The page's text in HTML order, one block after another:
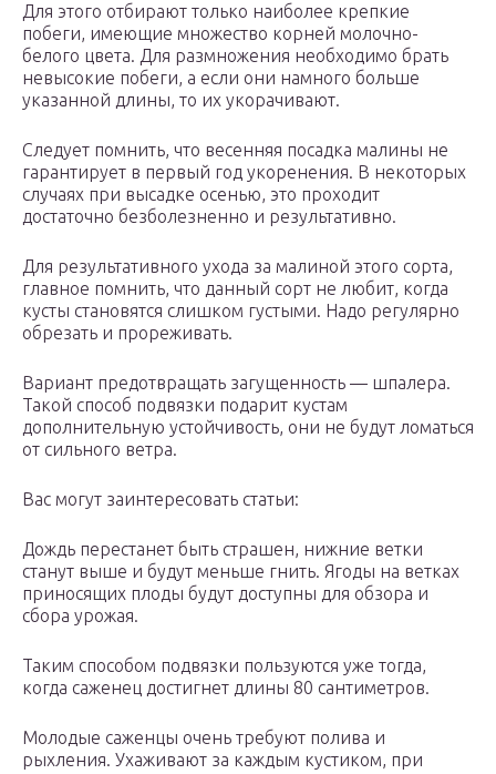
Для этого отбирают только наиболее крепкие
побеги, имеющие множество корней молочно-
белого цвета. Для размножения необходимо брать
невысокие побеги, а если они намного больше
указанной длины, то их укорачивают.
Следует помнить, что весенняя посадка малины не
гарантирует в первый год укоренения. В некоторых
случаях при высадке осенью, это проходит
достаточно безболезненно и результативно.
Для результативного ухода за малиной этого сорта,
главное помнить, что данный сорт не любит, когда
кусты становятся слишком густыми. Надо регулярно
обрезать и прореживать.
Вариант предотвращать загущенность — шпалера.
Такой способ подвязки подарит кустам
дополнительную устойчивость, они не будут ломаться
от сильного ветра.
Вас могут заинтересовать статьи:
Дождь перестанет быть страшен, нижние ветки
станут выше и будут меньше гнить. Ягоды на ветках
приносящих плоды будут доступны для обзора и
сбора урожая.
Таким способом подвязки пользуются уже тогда,
когда саженец достигнет длины 80 сантиметров.
Молодые саженцы очень требуют полива и
рыхления. Ухаживают за каждым кустиком, при